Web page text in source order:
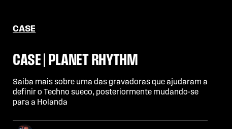
CASE
CASE | PLANET RHYTHM
Saiba mais sobre uma das gravadoras que ajudaram a
definir o Techno sueco, posteriormente mudando-se
para a Holanda